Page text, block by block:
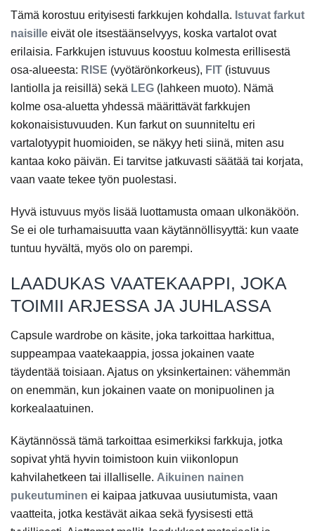
Tämä korostuu erityisesti farkkujen kohdalla. Istuvat farkut
naisille eivät ole itsestäänselvyys, koska vartalot ovat
erilaisia. Farkkujen istuvuus koostuu kolmesta erillisestä
osa-alueesta: RISE (vyötärönkorkeus), FIT (istuvuus
lantiolla ja reisillä) sekä LEG (lahkeen muoto). Nämä
kolme osa-aluetta yhdessä määrittävät farkkujen
kokonaisistuvuuden. Kun farkut on suunniteltu eri
vartalotyypit huomioiden, se näkyy heti siinä, miten asu
kantaa koko päivän. Ei tarvitse jatkuvasti säätää tai korjata,
vaan vaate tekee työn puolestasi.
Hyvä istuvuus myös lisää luottamusta omaan ulkonäköön.
Se ei ole turhamaisuutta vaan käytännöllisyyttä: kun vaate
tuntuu hyvältä, myös olo on parempi.
LAADUKAS VAATEKAAPPI, JOKA
TOIMII ARJESSA JA JUHLASSA
Capsule wardrobe on käsite, joka tarkoittaa harkittua,
suppeampaa vaatekaappia, jossa jokainen vaate
täydentää toisiaan. Ajatus on yksinkertainen: vähemmän
on enemmän, kun jokainen vaate on monipuolinen ja
korkealaatuinen.
Käytännössä tämä tarkoittaa esimerkiksi farkkuja, jotka
sopivat yhtä hyvin toimistoon kuin viikonlopun
kahvilahetkeen tai illalliselle. Aikuinen nainen
pukeutuminen ei kaipaa jatkuvaa uusiutumista, vaan
vaatteita, jotka kestävät aikaa sekä fyysisesti että